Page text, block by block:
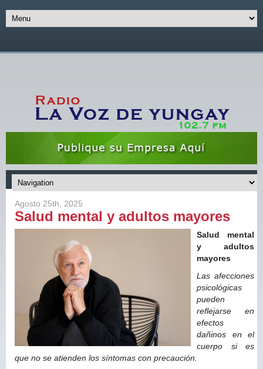
Agosto 25th, 2025
Salud mental y adultos mayores
Salud mental
y adultos
mayores
Las afecciones
psicológicas
pueden
reflejarse en
efectos
dañinos en el
cuerpo si es
que no se atienden los síntomas con precaución.